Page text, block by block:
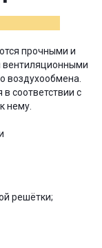
прочными и
воздухообмена.
соответствии с
нему.
решётки;